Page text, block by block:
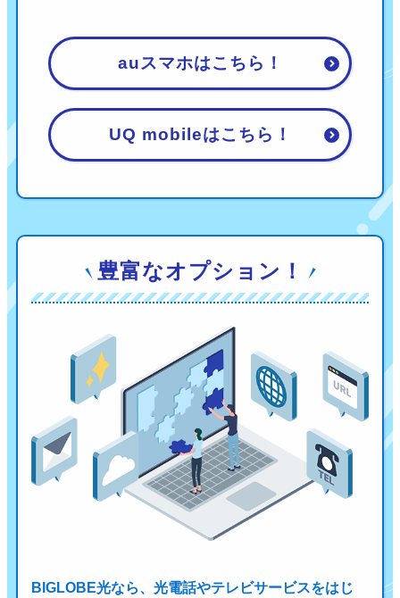
auスマホはこちら！
UQ mobileはこちら！
豊富なオプション！
BIGLOBE光なら、光電話やテレビサービスをはじ